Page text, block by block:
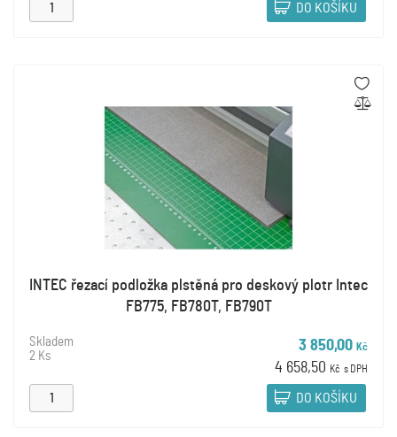
DO KOŠÍKU
INTEC řezací podložka plstěná pro deskový plotr Intec
FB775, FB780T, FB790T
Skladem
2 Ks
3 850,00 Kč
4 658,50 Kč s DPH
DO KOŠÍKU